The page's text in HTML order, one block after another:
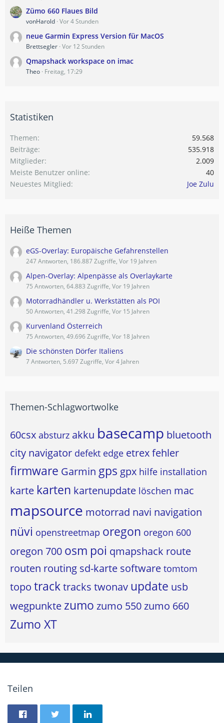
Zümo 660 Flaues Bild
vonHarold Vor 4 Stunden
neue Garmin Express Version für MacOS
Brettsegler Vor 12 Stunden
Qmapshack workspace on imac
Theo Freitag, 17:29
Statistiken
Themen
59.568
Beiträge
535.918
Mitglieder
2.009
Meiste Benutzer online
40
Neuestes Mitglied
Joe Zulu
Heiße Themen
eGS-Overlay: Europäische Gefahrenstellen
247 Antworten, 186.887 Zugriffe, Vor 19 Jahren
Alpen-Overlay: Alpenpässe als Overlaykarte
75 Antworten, 64.883 Zugriffe, Vor 19 Jahren
Motorradhändler u. Werkstätten als POI
50 Antworten, 41.298 Zugriffe, Vor 15 Jahren
Kurvenland Österreich
75 Antworten, 49.696 Zugriffe, Vor 18 Jahren
Die schönsten Dörfer Italiens
7 Antworten, 5.697 Zugriffe, Vor 4 Jahren
Themen-Schlagwortwolke
60csx absturz akku basecamp bluetooth
city navigator defekt edge etrexfehler
firmware Garmin gps gpx hilfe installation
karte karten kartenupdate löschen mac
mapsource motorrad navi navigation
nüvi openstreetmap oregon oregon 600
oregon 700 osm poi qmapshack route
routen routing sd-karte software tomtom
topo tracktracks twonav update usb
wegpunkte zumo zumo 550zumo 660
Zumo XT
Teilen